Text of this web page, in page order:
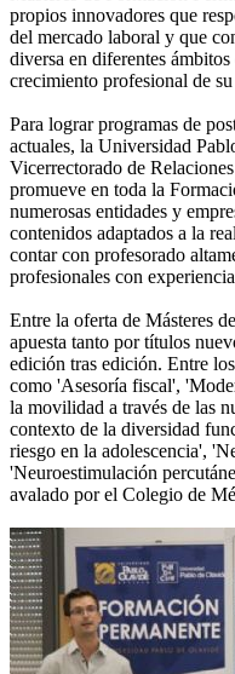
propios innovadores que
del mercado laboral y que
diversa en diferentes
crecimiento profesional de
Para lograr programas de
actuales, la Universidad
Vicerrectorado de
promueve en toda la
numerosas entidades y
contenidos adaptados a la
contar con profesorado
profesionales con
Entre la oferta de Másteres
apuesta tanto por títulos
edición tras edición. Entre
como 'Asesoría fiscal',
la movilidad a través de las
contexto de la diversidad
riesgo en la adolescencia',
'Neuroestimulación
avalado por el Colegio de